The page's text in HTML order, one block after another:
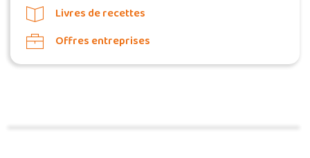
Livres de recettes
Offres entreprises